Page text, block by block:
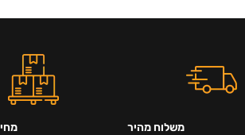
משלוח מהיר